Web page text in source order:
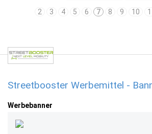
2
3 4 5 6 7 8 9 10
Streetbooster Werbemittel -
Werbebanner